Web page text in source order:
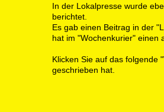
In der Lokalpresse wurde
berichtet.
Es gab einen Beitrag in der
hat im "Wochenkurier" einen
Klicken Sie auf das folgende
geschrieben hat.